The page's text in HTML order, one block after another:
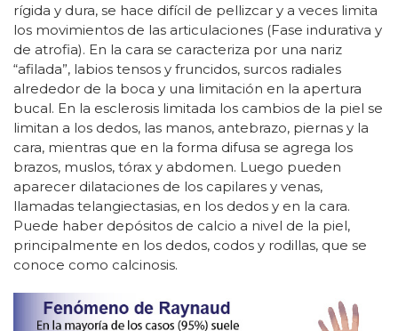
rígida y dura, se hace difícil de pellizcar y a veces limita
los movimientos de las articulaciones (Fase indurativa y
de atrofia). En la cara se caracteriza por una nariz
“afilada”, labios tensos y fruncidos, surcos radiales
alrededor de la boca y una limitación en la apertura
bucal. En la esclerosis limitada los cambios de la piel se
limitan a los dedos, las manos, antebrazo, piernas y la
cara, mientras que en la forma difusa se agrega los
brazos, muslos, tórax y abdomen. Luego pueden
aparecer dilataciones de los capilares y venas,
llamadas telangiectasias, en los dedos y en la cara.
Puede haber depósitos de calcio a nivel de la piel,
principalmente en los dedos, codos y rodillas, que se
conoce como calcinosis.